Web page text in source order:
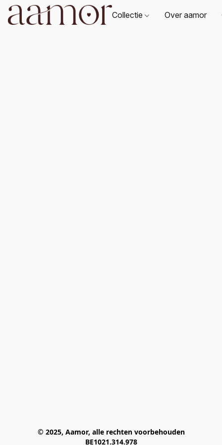
Collectie Over aamor
© 2025, Aamor, alle rechten voorbehouden
BE1021.314.978